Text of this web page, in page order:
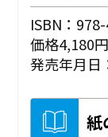
ISBN：
価格4,180
発売年月日
紙